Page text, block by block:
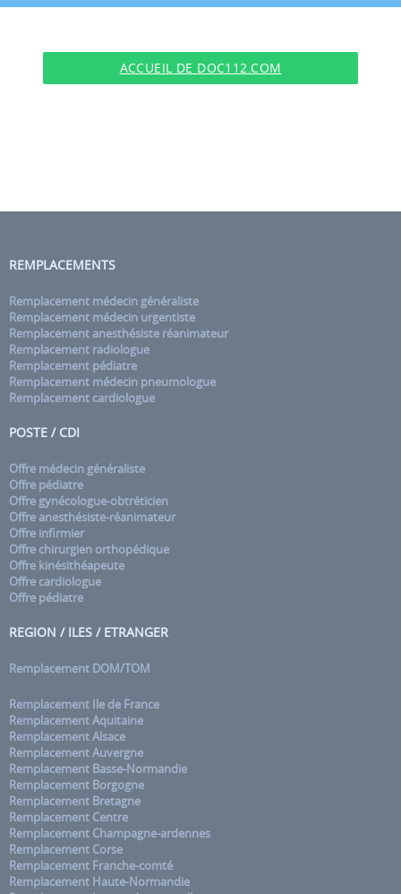
ACCUEIL DE DOC112.COM
REMPLACEMENTS
Remplacement médecin généraliste
Remplacement médecin urgentiste
Remplacement anesthésiste réanimateur
Remplacement radiologue
Remplacement pédiatre
Remplacement médecin pneumologue
Remplacement cardiologue
POSTE / CDI
Offre médecin généraliste
Offre pédiatre
Offre gynécologue-obtréticien
Offre anesthésiste-réanimateur
Offre infirmier
Offre chirurgien orthopédique
Offre kinésithéapeute
Offre cardiologue
Offre pédiatre
REGION / ILES / ETRANGER
Remplacement DOM/TOM
Remplacement Ile de France
Remplacement Aquitaine
Remplacement Alsace
Remplacement Auvergne
Remplacement Basse-Normandie
Remplacement Borgogne
Remplacement Bretagne
Remplacement Centre
Remplacement Champagne-ardennes
Remplacement Corse
Remplacement Franche-comté
Remplacement Haute-Normandie